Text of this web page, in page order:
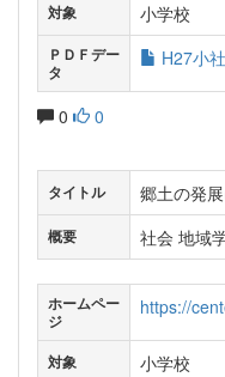
対象 小学校
ＰＤＦデー
タ
H27小
0 0
タイトル 郷土の発
概要 社会 地域
ホームペー
ジ
https://
対象 小学校